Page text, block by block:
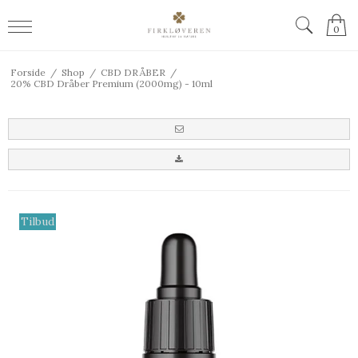
0
Forside / Shop / CBD DRÅBER /
20% CBD Dråber Premium (2000mg) - 10ml
Tilbud